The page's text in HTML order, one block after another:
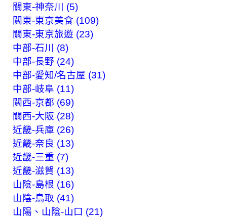
關東-神奈川 (5)
關東-東京美食 (109)
關東-東京旅遊 (23)
中部-石川 (8)
中部-長野 (24)
中部-愛知/名古屋 (31)
中部-岐阜 (11)
關西-京都 (69)
關西-大阪 (28)
近畿-兵庫 (26)
近畿-奈良 (13)
近畿-三重 (7)
近畿-滋賀 (13)
山陰-島根 (16)
山陰-鳥取 (41)
山陽、山陰-山口 (21)